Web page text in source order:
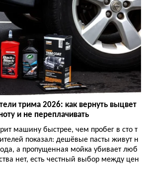
трима 2026: как вернуть выцвет
и не переплачивать
машину быстрее, чем пробег в сто т
показал: дешёвые пасты живут н
а пропущенная мойка убивает люб
нет, есть честный выбор между цен